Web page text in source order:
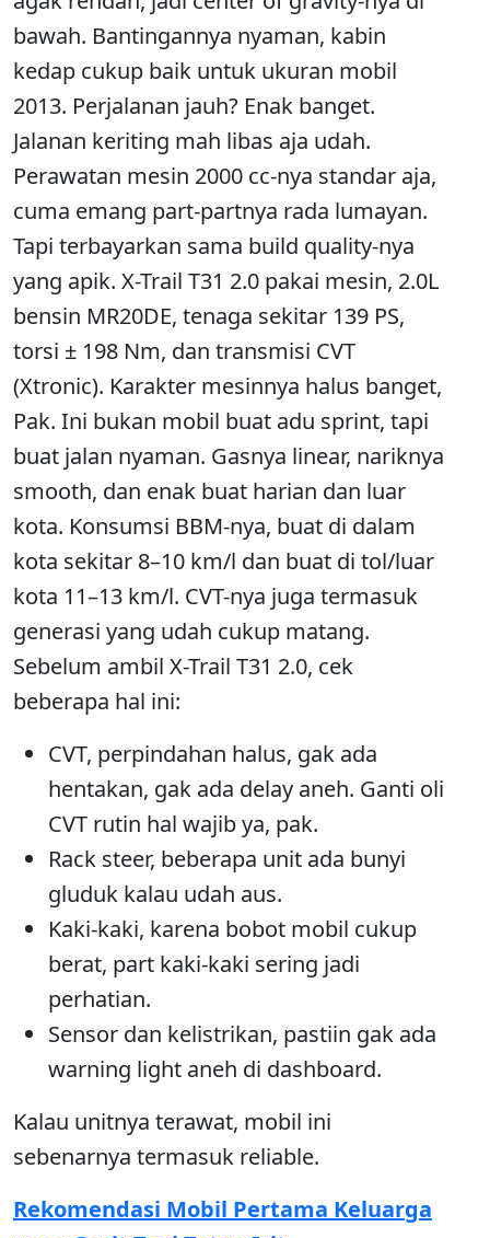
bawah. Bantingannya nyaman, kabin
kedap cukup baik untuk ukuran mobil
2013. Perjalanan jauh? Enak banget.
Jalanan keriting mah libas aja udah.
Perawatan mesin 2000 cc-nya standar aja,
cuma emang part-partnya rada lumayan.
Tapi terbayarkan sama build quality-nya
yang apik. X-Trail T31 2.0 pakai mesin, 2.0L
bensin MR20DE, tenaga sekitar 139 PS,
torsi ± 198 Nm, dan transmisi CVT
(Xtronic). Karakter mesinnya halus banget,
Pak. Ini bukan mobil buat adu sprint, tapi
buat jalan nyaman. Gasnya linear, nariknya
smooth, dan enak buat harian dan luar
kota. Konsumsi BBM-nya, buat di dalam
kota sekitar 8–10 km/l dan buat di tol/luar
kota 11–13 km/l. CVT-nya juga termasuk
generasi yang udah cukup matang.
Sebelum ambil X-Trail T31 2.0, cek
beberapa hal ini:
CVT, perpindahan halus, gak ada
hentakan, gak ada delay aneh. Ganti oli
CVT rutin hal wajib ya, pak.
Rack steer, beberapa unit ada bunyi
gluduk kalau udah aus.
Kaki-kaki, karena bobot mobil cukup
berat, part kaki-kaki sering jadi
perhatian.
Sensor dan kelistrikan, pastiin gak ada
warning light aneh di dashboard.
Kalau unitnya terawat, mobil ini
sebenarnya termasuk reliable.
Rekomendasi Mobil Pertama Keluarga